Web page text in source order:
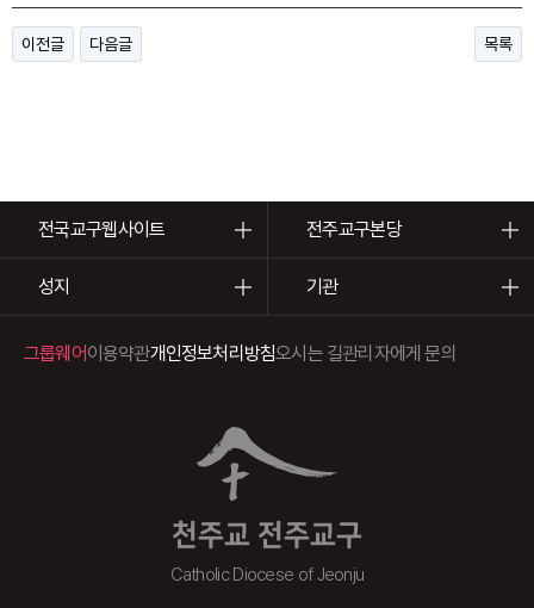
이전글 다음글 목록
전국교구웹사이트 전주교구본당
성지 기관
천주교 전주교구
Catholic Diocese of Jeonju
그룹웨어이용약관개인정보처리방침오시는 길관리자에게 문의